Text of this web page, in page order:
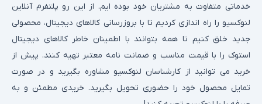
خدماتی متفاوت به مشتریان خود بوده ایم. از این رو پلتفرم آنلاین
لنوکسیو را راه اندازی کردیم تا با بروزرسانی کالاهای دیجیتال، محصولی
جدید خلق کنیم تا همه بتوانند با اطمینان خاطر کالاهای دیجیتال
استوک را با قیمت مناسب و ضمانت نامه معتبر تهیه کنند. پیش از
خرید می توانید از کارشناسان لنوکسیو مشاوره بگیرید و در صورت
تمایل محصول خود را حضوری تحویل بگیرید. خریدی مطمئن و به